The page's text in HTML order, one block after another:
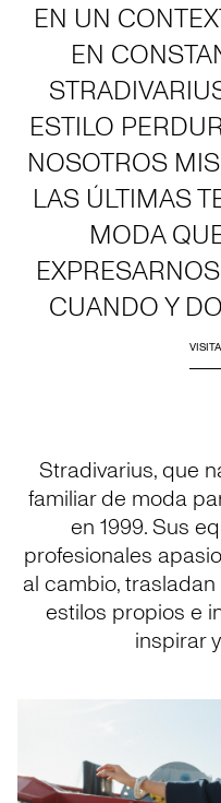
EN UN
EN
ESTILO
NOSOTROS
LAS ÚLTIMAS
MODA
CUANDO Y
Stradivarius, que
familiar de moda
en 1999. Sus
profesionales
al cambio,
estilos propios e
inspirar